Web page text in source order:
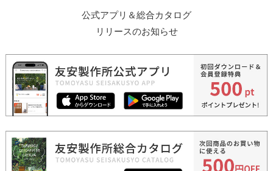
公式アプリ＆総合カタログ
リリースのお知らせ